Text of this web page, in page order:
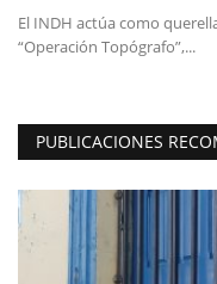
El INDH actúa como
“Operación Topógrafo”,...
PUBLICACIONES